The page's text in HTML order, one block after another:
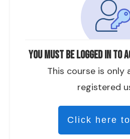
You must be logged in to
This course is only
registered
Click here